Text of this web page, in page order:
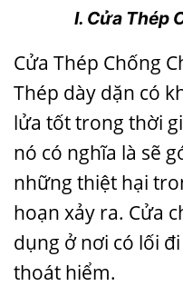
I. Cửa Thép
Cửa Thép Chống
Thép dày dặn có
lửa tốt trong thời
nó có nghĩa là sẽ
những thiệt hại
hoạn xảy ra. Cửa
dụng ở nơi có lối
thoát hiểm.